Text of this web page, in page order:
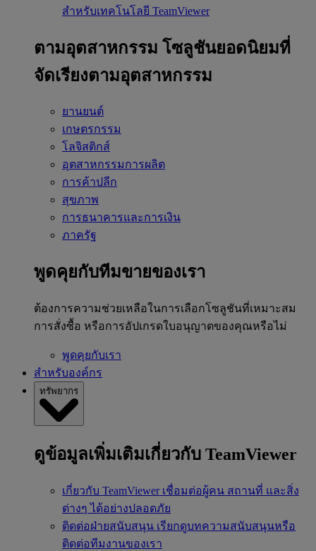
สำหรับเทคโนโลยี TeamViewer
ตามอุตสาหกรรม โซลูชันยอดนิยมที่
จัดเรียงตามอุตสาหกรรม
ยานยนต์
เกษตรกรรม
โลจิสติกส์
อุตสาหกรรมการผลิต
การค้าปลีก
สุขภาพ
การธนาคารและการเงิน
ภาครัฐ
พูดคุยกับทีมขายของเรา
ต้องการความช่วยเหลือในการเลือกโซลูชันที่เหมาะสม
การสั่งซื้อ หรือการอัปเกรดใบอนุญาตของคุณหรือไม่
พูดคุยกับเรา
สำหรับองค์กร
ทรัพยากร
ดูข้อมูลเพิ่มเติมเกี่ยวกับ TeamViewer
เกี่ยวกับ TeamViewer เชื่อมต่อผู้คน สถานที่ และสิ่ง
ต่างๆ ได้อย่างปลอดภัย
ติดต่อฝ่ายสนับสนุน เรียกดูบทความสนับสนุนหรือ
ติดต่อทีมงานของเรา